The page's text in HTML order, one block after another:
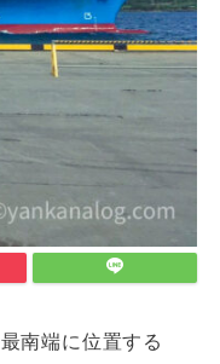
南端に位置する